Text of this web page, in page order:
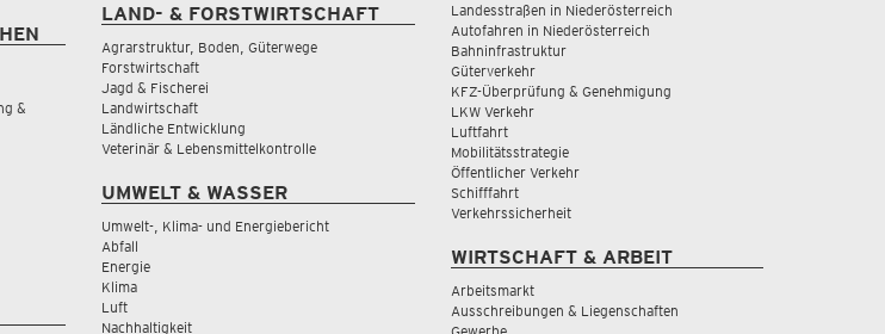
&
LAND- & FORSTWIRTSCHAFT
Agrarstruktur, Boden, Güterwege
Forstwirtschaft
Jagd & Fischerei
Landwirtschaft
Ländliche Entwicklung
Veterinär & Lebensmittelkontrolle
UMWELT & WASSER
Umwelt-, Klima- und Energiebericht
Abfall
Energie
Klima
Luft
Nachhaltigkeit
Landesstraßen in Niederösterreich
Autofahren in Niederösterreich
Bahninfrastruktur
Güterverkehr
KFZ-Überprüfung & Genehmigung
LKW Verkehr
Luftfahrt
Mobilitätsstrategie
Öffentlicher Verkehr
Schifffahrt
Verkehrssicherheit
WIRTSCHAFT & ARBEIT
Arbeitsmarkt
Ausschreibungen & Liegenschaften